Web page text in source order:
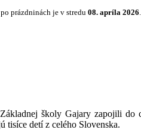
prázdninách je v stredu 08. apríla 2026
školy Gajary zapojili
tisíce detí z celého Slovenska.